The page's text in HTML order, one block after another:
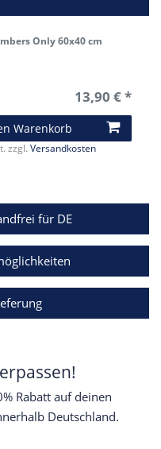
Only 60x40 cm
13,90 € *
Warenkorb
zzgl.Versandkosten
für DE
Rabatt auf deinen
Deutschland.